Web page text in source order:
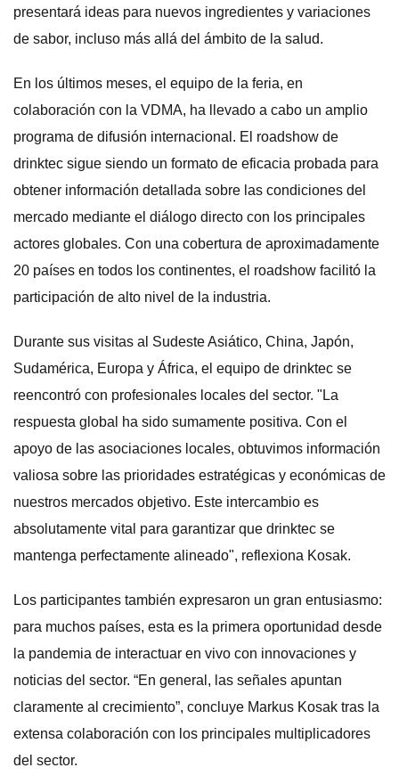
presentará ideas para nuevos ingredientes y variaciones
de sabor, incluso más allá del ámbito de la salud.
En los últimos meses, el equipo de la feria, en
colaboración con la VDMA, ha llevado a cabo un amplio
programa de difusión internacional. El roadshow de
drinktec sigue siendo un formato de eficacia probada para
obtener información detallada sobre las condiciones del
mercado mediante el diálogo directo con los principales
actores globales. Con una cobertura de aproximadamente
20 países en todos los continentes, el roadshow facilitó la
participación de alto nivel de la industria.
Durante sus visitas al Sudeste Asiático, China, Japón,
Sudamérica, Europa y África, el equipo de drinktec se
reencontró con profesionales locales del sector. "La
respuesta global ha sido sumamente positiva. Con el
apoyo de las asociaciones locales, obtuvimos información
valiosa sobre las prioridades estratégicas y económicas de
nuestros mercados objetivo. Este intercambio es
absolutamente vital para garantizar que drinktec se
mantenga perfectamente alineado", reflexiona Kosak.
Los participantes también expresaron un gran entusiasmo:
para muchos países, esta es la primera oportunidad desde
la pandemia de interactuar en vivo con innovaciones y
noticias del sector. “En general, las señales apuntan
claramente al crecimiento”, concluye Markus Kosak tras la
extensa colaboración con los principales multiplicadores
del sector.